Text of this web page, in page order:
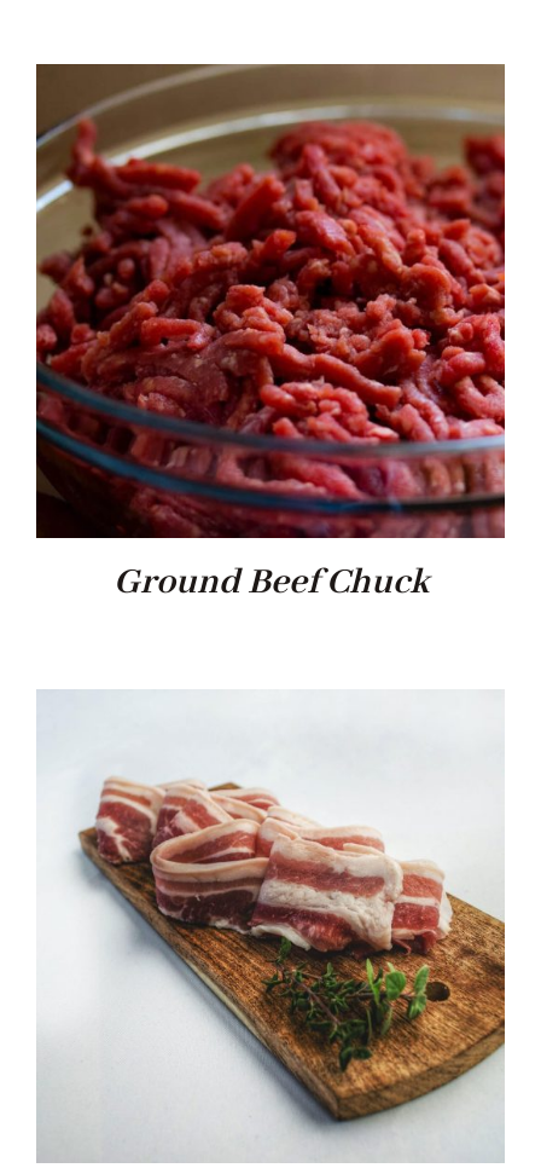
NOTICIES
CONTACTE
Ground Beef Chuck